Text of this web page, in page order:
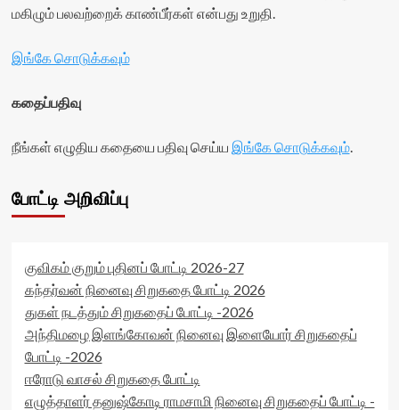
மகிழும் பலவற்றைக் காண்பீர்கள் என்பது உறுதி.
இங்கே சொடுக்கவும்
கதைப்பதிவு
நீங்கள் எழுதிய கதையை பதிவு செய்ய இங்கே சொடுக்கவும்.
போட்டி அறிவிப்பு
குவிகம் குறும் புதினப் போட்டி 2026-27
கந்தர்வன் நினைவு சிறுகதை போட்டி 2026
துகள் நடத்தும் சிறுகதைப் போட்டி -2026
அந்திமழை இளங்கோவன் நினைவு இளையோர் சிறுகதைப்
போட்டி -2026
ஈரோடு வாசல் சிறுகதை போட்டி
எழுத்தாளர் தனுஷ்கோடி ராமசாமி நினைவு சிறுகதைப் போட்டி -